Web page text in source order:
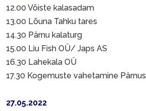
12.00 Võiste kalasadam
13.00 Lõuna Tahku tares
14.30 Pärnu kalaturg
15.00 Liu Fish OÜ/ Japs AS
16.30 Lahekala OÜ
17.30 Kogemuste vahetamine Pärnus
27.05.2022